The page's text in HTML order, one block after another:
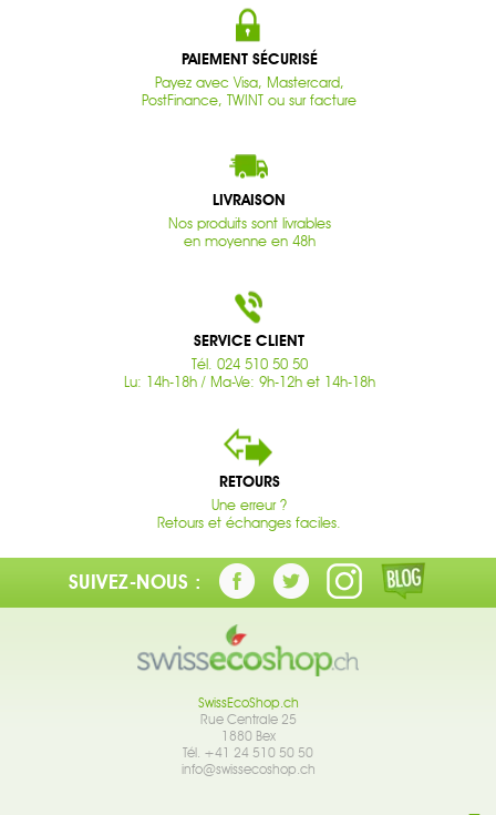
PAIEMENT SÉCURISÉ
Payez avec Visa, Mastercard,
PostFinance, TWINT ou sur facture
LIVRAISON
Nos produits sont livrables
en moyenne en 48h
SERVICE CLIENT
Tél. 024 510 50 50
Lu: 14h-18h / Ma-Ve: 9h-12h et 14h-18h
RETOURS
Une erreur ?
Retours et échanges faciles.
SUIVEZ-NOUS :
SwissEcoShop.ch
Rue Centrale 25
1880 Bex
Tél. +41 24 510 50 50
info@swissecoshop.ch